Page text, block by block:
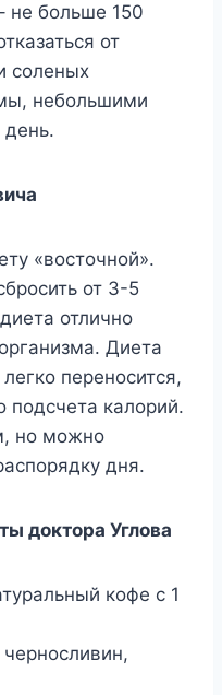
не больше 150
от
соленых
небольшими
«восточной».
от 3-5
отлично
Диета
переносится,
подсчета калорий.
но можно
дня.
доктора Углова
кофе с 1